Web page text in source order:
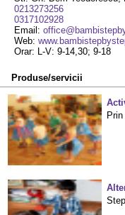
0213273256
0317102928
Email:
Web:
Orar: L-V: 9-14,30; 9-18
Produse/servicii